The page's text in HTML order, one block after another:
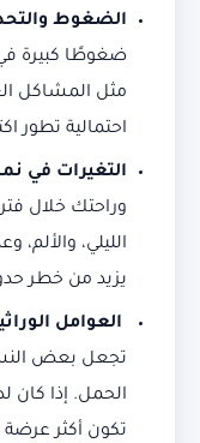
الضغوط
ضغوطًا كبيرة
مثل المشاكل
احتمالية تطور
التغيرات في
وراحتك خلال
الليلي،
يزيد من خطر
العوامل
تجعل بعض
الحمل. إذا كان
تكون أكثر عرضة